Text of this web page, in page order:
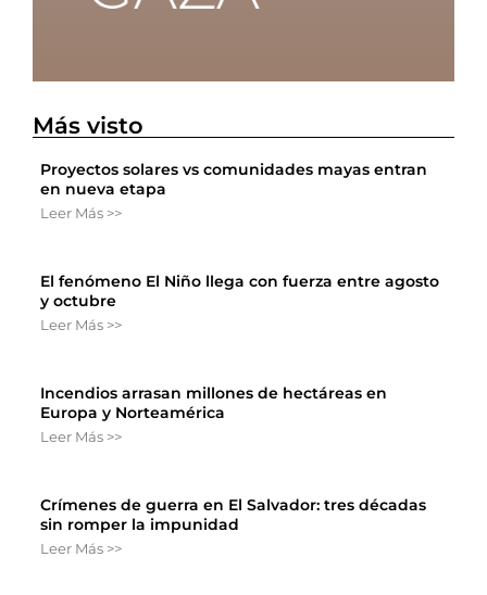
Más visto
Proyectos solares vs comunidades mayas entran
en nueva etapa
Leer Más >>
El fenómeno El Niño llega con fuerza entre agosto
y octubre
Leer Más >>
Incendios arrasan millones de hectáreas en
Europa y Norteamérica
Leer Más >>
Crímenes de guerra en El Salvador: tres décadas
sin romper la impunidad
Leer Más >>